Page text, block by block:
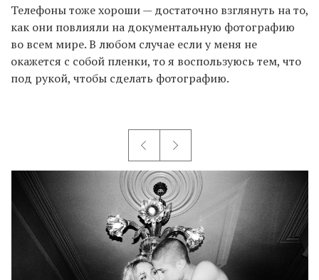
Телефоны тоже хороши — достаточно взглянуть на то,
как они повлияли на документальную фотографию
во всем мире. В любом случае если у меня не
окажется с собой пленки, то я воспользуюсь тем, что
под рукой, чтобы сделать фотографию.